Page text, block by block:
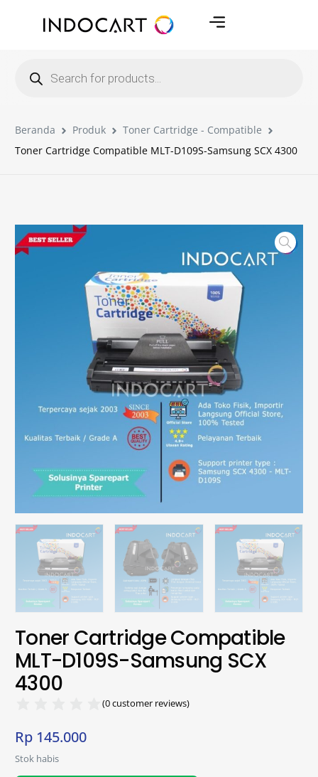
Beranda Produk
Toner Cartridge - Compatible
Toner Cartridge Compatible MLT-D109S-Samsung SCX 4300
Toner Cartridge Compatible
MLT-D109S-Samsung SCX
4300
(0customer reviews)
Rp 145.000
Stok habis